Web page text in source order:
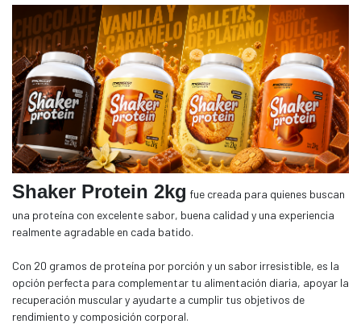
Shaker Protein 2kg fue creada para quienes buscan
una proteína con excelente sabor, buena calidad y una experiencia
realmente agradable en cada batido.
Con 20 gramos de proteína por porción y un sabor irresistible, es la
opción perfecta para complementar tu alimentación diaria, apoyar la
recuperación muscular y ayudarte a cumplir tus objetivos de
rendimiento y composición corporal.